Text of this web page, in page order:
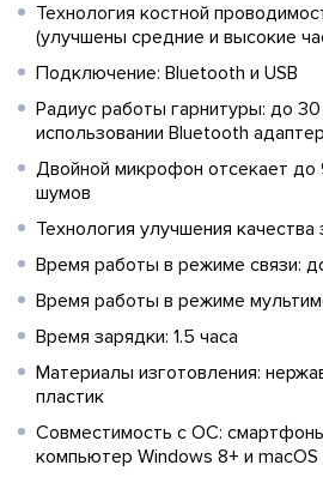
Технология костной
(улучшены средние и высокие
Подключение: Bluetooth и USB
Радиус работы гарнитуры: до
использовании Bluetooth
Двойной микрофон отсекает до
шумов
Технология улучшения качества
Время работы в режиме связи:
Время работы в режиме
Время зарядки: 1.5 часа
Материалы изготовления:
пластик
Совместимость с ОС:
компьютер Windows 8+ и macOS